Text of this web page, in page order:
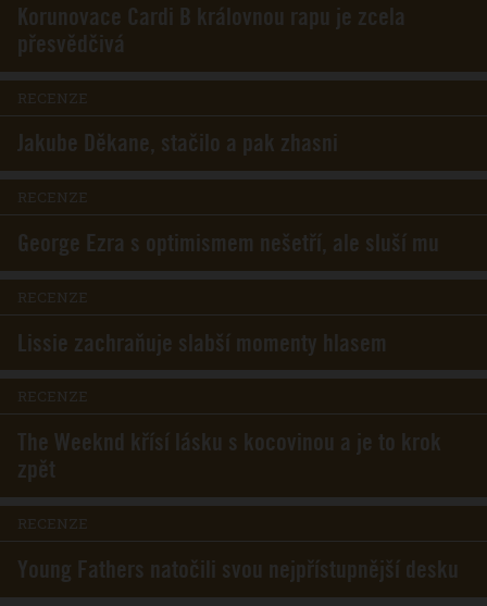
Korunovace Cardi B královnou rapu je zcela
přesvědčivá
RECENZE
Jakube Děkane, stačilo a pak zhasni
RECENZE
George Ezra s optimismem nešetří, ale sluší mu
RECENZE
Lissie zachraňuje slabší momenty hlasem
RECENZE
The Weeknd křísí lásku s kocovinou a je to krok
zpět
RECENZE
Young Fathers natočili svou nejpřístupnější desku